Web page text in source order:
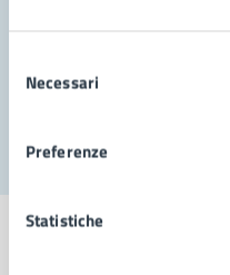
delNecessari
Preferenze
Statistiche